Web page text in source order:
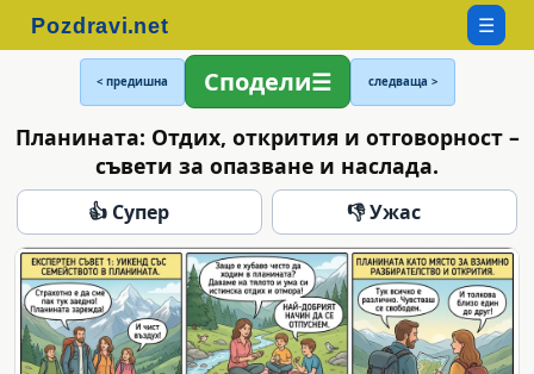
☰
< предишна Сподели следваща >
Планината: Отдих, открития и отговорност –
съвети за опазване и наслада.
👍 Супер 👎 Ужас